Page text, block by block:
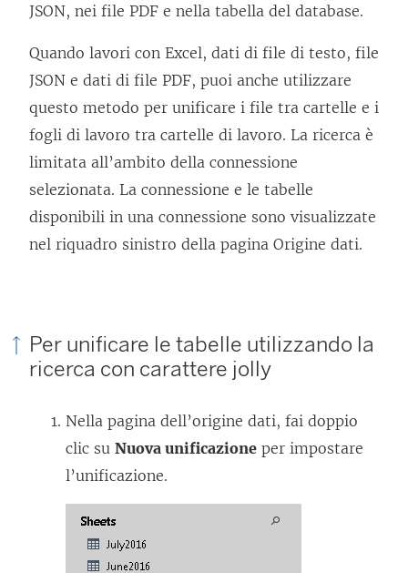
JSON, nei file PDF e nella tabella del database.
Quando lavori con Excel, dati di file di testo, file
JSON e dati di file PDF, puoi anche utilizzare
questo metodo per unificare i file tra cartelle e i
fogli di lavoro tra cartelle di lavoro. La ricerca è
limitata all’ambito della connessione
selezionata. La connessione e le tabelle
disponibili in una connessione sono visualizzate
nel riquadro sinistro della pagina Origine dati.
Per unificare le tabelle utilizzando la
ricerca con carattere jolly
Nella pagina dell’origine dati, fai doppio
clic su Nuova unificazione per impostare
l’unificazione.